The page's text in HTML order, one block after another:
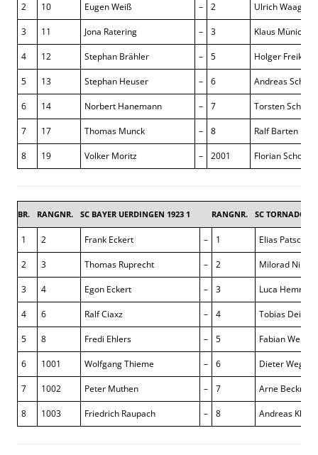
2 10 Eugen Weiß – 2 Ulrich
3 11 Jona Ratering – 3 Klaus Münich
4 12 Stephan Brähler – 5 Holger
5 13 Stephan Heuser – 6 Andreas
6 14 Norbert Hanemann – 7 Torsten Schmidt
7 17 Thomas Munck – 8 Ralf Barten
8 19 Volker Moritz – 2001 Florian Scholz
BR. RANGNR. SC BAYER UERDINGEN 1923 1 RANGNR. SC TORNADO
1 2 Frank Eckert – 1 Elias Patscha
2 3 Thomas Ruprecht – 2 Milorad Nikolik
3 4 Egon Eckert – 3 Luca
4 6 Ralf Ciaxz – 4 Tobias Deika
5 8 Fredi Ehlers – 5 Fabian Wendt
6 1001 Wolfgang Thieme – 6 Dieter Wegner
7 1002 Peter Muthen – 7 Arne
8 1003 Friedrich Raupach – 8 Andreas